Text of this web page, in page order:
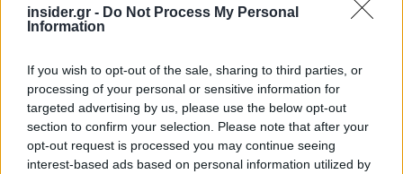
insider.gr - Do Not Process My Personal
Information
If you wish to opt-out of the sale, sharing to third parties, or
processing of your personal or sensitive information for
targeted advertising by us, please use the below opt-out
section to confirm your selection. Please note that after your
opt-out request is processed you may continue seeing
interest-based ads based on personal information utilized by
Τέλος, όπως ενημέρωσε ο κ.Τριαντόπουλος
συνεργασία με το υπουργείο Εσωτερικών, βγαίνει
νέα Απόφαση έκτακτης χρηματοδότησης
προς τους ΟΤΑ της Θεσσαλίας κοντά στα 11